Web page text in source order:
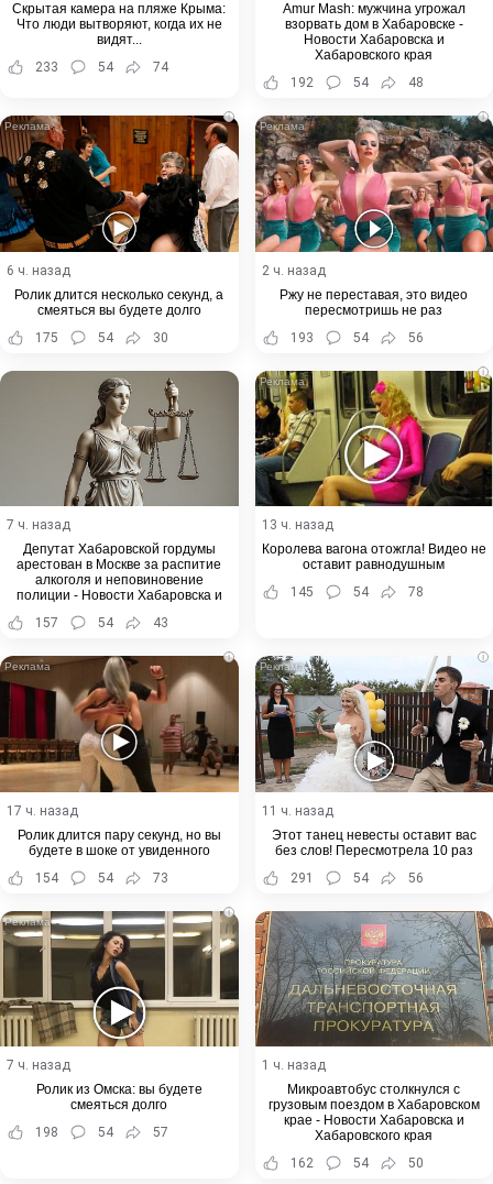
Скрытая камера на пляже Крыма:
Что люди вытворяют, когда их не
видят...
233
54 74
Amur Mash: мужчина угрожал
взорвать дом в Хабаровске -
Новости Хабаровска и
Хабаровского края
192
54 48
i
6 ч. назад
Ролик длится несколько секунд, а
смеяться вы будете долго
175
54 30
i
2 ч. назад
Ржу не переставая, это видео
пересмотришь не раз
193
54 56
7 ч. назад
Депутат Хабаровской гордумы
арестован в Москве за распитие
алкоголя и неповиновение
полиции - Новости Хабаровска и
157 54 43
i
13 ч. назад
Королева вагона отожгла! Видео не
оставит равнодушным
145
54 78
i
17 ч. назад
Ролик длится пару секунд, но вы
будете в шоке от увиденного
154
54 73
i
11 ч. назад
Этот танец невесты оставит вас
без слов! Пересмотрела 10 раз
291
54 56
i
7 ч. назад
Ролик из Омска: вы будете
смеяться долго
198
54 57
1 ч. назад
Микроавтобус столкнулся с
грузовым поездом в Хабаровском
крае - Новости Хабаровска и
Хабаровского края
162
54 50